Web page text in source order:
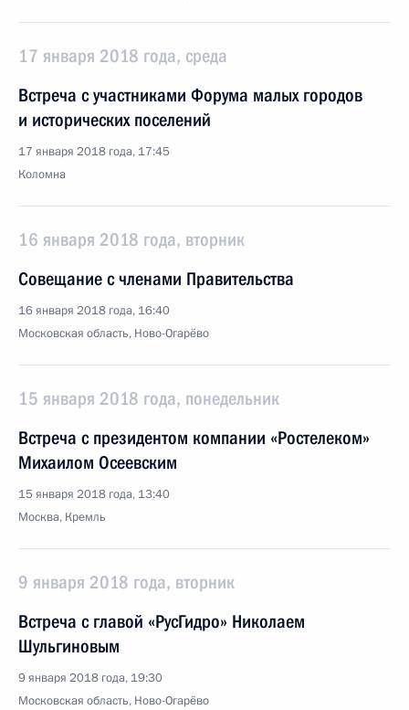
17 января 2018 года, среда
Встреча с участниками Форума малых городов
и исторических поселений
17 января 2018 года, 17:45
Коломна
16 января 2018 года, вторник
Совещание с членами Правительства
16 января 2018 года, 16:40
Московская область, Ново-Огарёво
15 января 2018 года, понедельник
Встреча с президентом компании «Ростелеком»
Михаилом Осеевским
15 января 2018 года, 13:40
Москва, Кремль
9 января 2018 года, вторник
Встреча с главой «РусГидро» Николаем
Шульгиновым
9 января 2018 года, 19:30
Московская область, Ново-Огарёво